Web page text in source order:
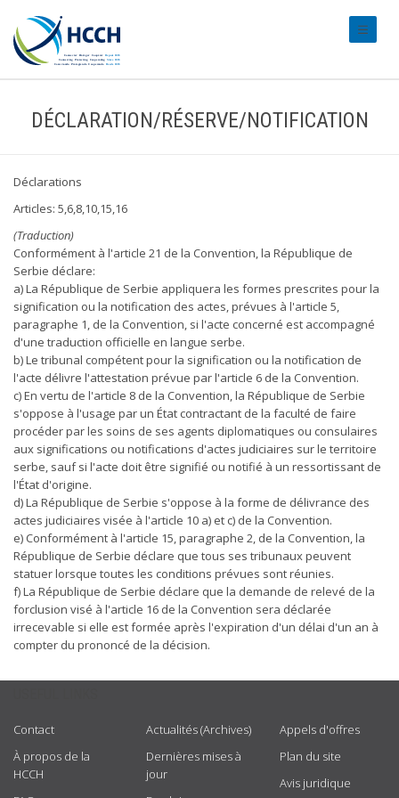
DÉCLARATION/RÉSERVE/NOTIFICATION
Déclarations
Articles: 5,6,8,10,15,16
(Traduction)
Conformément à l'article 21 de la Convention, la République de
Serbie déclare:
a) La République de Serbie appliquera les formes prescrites pour la
signification ou la notification des actes, prévues à l'article 5,
paragraphe 1, de la Convention, si l'acte concerné est accompagné
d'une traduction officielle en langue serbe.
b) Le tribunal compétent pour la signification ou la notification de
l'acte délivre l'attestation prévue par l'article 6 de la Convention.
c) En vertu de l'article 8 de la Convention, la République de Serbie
s'oppose à l'usage par un État contractant de la faculté de faire
procéder par les soins de ses agents diplomatiques ou consulaires
aux significations ou notifications d'actes judiciaires sur le territoire
serbe, sauf si l'acte doit être signifié ou notifié à un ressortissant de
l'État d'origine.
d) La République de Serbie s'oppose à la forme de délivrance des
actes judiciaires visée à l'article 10 a) et c) de la Convention.
e) Conformément à l'article 15, paragraphe 2, de la Convention, la
République de Serbie déclare que tous ses tribunaux peuvent
statuer lorsque toutes les conditions prévues sont réunies.
f) La République de Serbie déclare que la demande de relevé de la
forclusion visé à l'article 16 de la Convention sera déclarée
irrecevable si elle est formée après l'expiration d'un délai d'un an à
compter du prononcé de la décision.
Contact
À propos de la
HCCH
Actualités (Archives)
Dernières mises à
jour
Appels d'offres
Plan du site
Avis juridique